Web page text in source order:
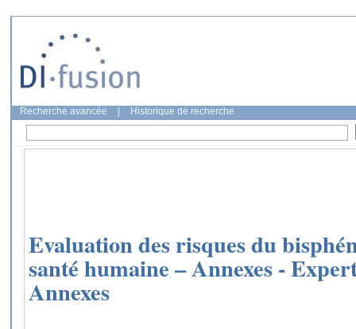
Recherche avancée Historique de recherche
Evaluation des risques du
santé humaine – Annexes -
Annexes